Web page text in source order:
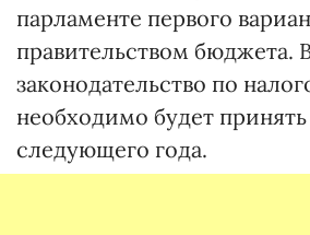
парламенте первого
правительством бюджета.
законодательство по
необходимо будет принять
следующего года.